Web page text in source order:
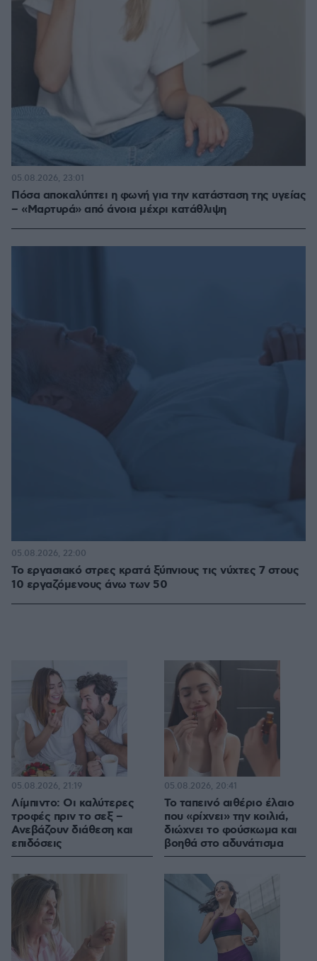
Πόσα αποκαλύπτει η φωνή για την κατάσταση της υγείας
– «Μαρτυρά» από άνοια μέχρι κατάθλιψη
05.08.2026, 23:01
Το εργασιακό στρες κρατά ξύπνιους τις νύχτες 7 στους
10 εργαζόμενους άνω των 50
05.08.2026, 22:00
Λίμπιντο: Οι καλύτερες
τροφές πριν το σεξ –
Ανεβάζουν διάθεση και
επιδόσεις
05.08.2026, 21:19
Το ταπεινό αιθέριο έλαιο
που «ρίχνει» την κοιλιά,
διώχνει το φούσκωμα και
βοηθά στο αδυνάτισμα
05.08.2026, 20:41